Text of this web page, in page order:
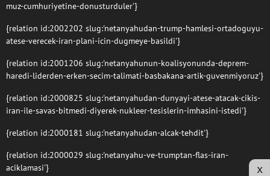
muz-cumhuriyetine-donusturduler'}
{relation id:2002202 slug:'netanyahudan-trump-hamlesi-ortadoguyu-
atese-verecek-iran-plani-icin-dugmeye-basildi'}
{relation id:2001206 slug:'netanyahunun-koalisyonunda-deprem-
haredi-liderden-erken-secim-talimati-basbakana-artik-guvenmiyoruz'}
{relation id:2000825 slug:'netanyahudan-dunyayi-atese-atacak-cikis-
iran-ile-savas-bitmedi-diyerek-nukleer-tesislerin-imhasini-istedi'}
{relation id:2000181 slug:'netanyahudan-alcak-tehdit'}
{relation id:2000029 slug:'netanyahu-ve-trumptan-flas-iran-
aciklamasi'}
x